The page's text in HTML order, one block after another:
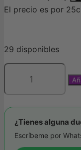
El precio es por
29 disponibles
algodón
cebras
unicornio
¿Tienes alguna
Escríbeme por